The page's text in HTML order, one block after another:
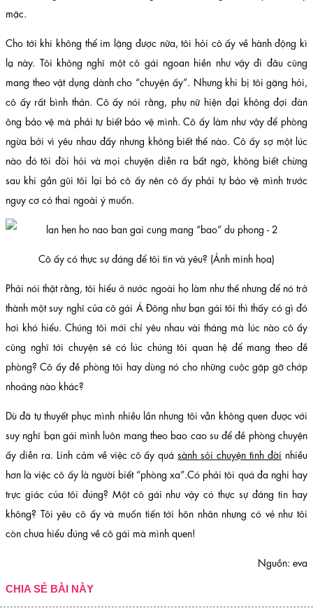
mặc.
Cho tới khi không thể im lặng được nữa, tôi hỏi cô ấy về hành động kì
lạ này. Tôi không nghĩ một cô gái ngoan hiền như vậy đi đâu cũng
mang theo vật dụng dành cho “chuyện ấy”. Nhưng khi bị tôi gặng hỏi,
cô ấy rất bình thản. Cô ấy nói rằng, phụ nữ hiện đại không đợi đàn
ông bảo vệ mà phải tự biết bảo vệ mình. Cô ấy làm như vậy để phòng
ngừa bởi vì yêu nhau đấy nhưng không biết thế nào. Cô ấy sợ một lúc
nào đó tôi đòi hỏi và mọi chuyện diễn ra bất ngờ, không biết chừng
sau khi gần gũi tôi lại bỏ cô ấy nên cô ấy phải tự bảo vệ mình trước
nguy cơ có thai ngoài ý muốn.
Cô ấy có thực sự đáng để tôi tin và yêu? (Ảnh minh họa)
Phải nói thật rằng, tôi hiểu ở nước ngoài họ làm như thế nhưng để nó trở
thành một suy nghĩ của cô gái Á Đông như bạn gái tôi thì thấy có gì đó
hơi khó hiểu. Chúng tôi mới chỉ yêu nhau vài tháng mà lúc nào cô ấy
cũng nghĩ tới chuyện sẽ có lúc chúng tôi quan hệ để mang theo đề
phòng? Cô ấy đề phòng tôi hay dùng nó cho những cuộc gặp gỡ chớp
nhoáng nào khác?
Dù đã tự thuyết phục mình nhiều lần nhưng tôi vẫn không quen được với
suy nghĩ bạn gái mình luôn mang theo bao cao su để đề phòng chuyện
ấy diễn ra. Linh cảm về việc cô ấy quá sành sỏi chuyện tình đời nhiều
hơn là việc cô ấy là người biết “phòng xa”.Có phải tôi quá đa nghi hay
trực giác của tôi đúng? Một cô gái như vậy có thực sự đáng tin hay
không? Tôi yêu cô ấy và muốn tiến tới hôn nhân nhưng có vẻ như tôi
còn chưa hiểu đúng về cô gái mà mình quen!
Nguồn: eva
CHIA SẺ BÀI NÀY